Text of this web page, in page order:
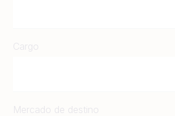
Cargo
Mercado de destino